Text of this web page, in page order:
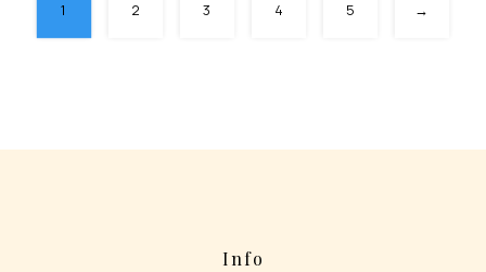
1 2 3 4 5 →
Info